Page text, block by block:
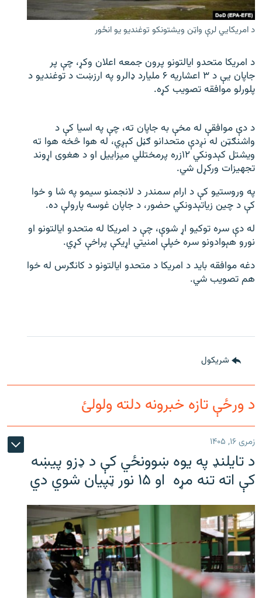
دري پاڼه
Azadi English
راسره ملګري شئ
د ازادې اروپا/ ازادي راډيو ټولې پاڼې
د امریکايي لرې واټن ویشتونکو توغندیو یو انځور
د امریکا متحدو ایالتونو پرون جمعه اعلان وکړ، چې پر
جاپان یې د ۳ اعشاریه ۶ ملیارد ډالرو په ارزښت د توغندیو د
پلورلو موافقه تصویب کړه.
د دې موافقې له مخې به جاپان ته، چې په اسیا کې د
واشنګټن له نږدې متحدانو ګڼل کېږي، له هوا څخه هوا ته
ویشتل کېدونکي ۱۲زره پرمختللي میزاییل او د هغوی اړوند
تجهیزات ورکړل شي.
په وروستیو کې د ارام سمندر د لانجمنو سیمو په شا و خوا
کې د چین زیاتېدونکي حضور، د جاپان غوسه پارولې ده.
له دې سره توکیو اړ شوې، چې د امریکا له متحدو ایالتونو او
نورو هېوادونو سره خپلې امنیتي اړیکې پراخې کړي.
دغه موافقه باید د امریکا د متحدو ایالتونو د کانګرس له خوا
هم تصویب شي.
شريکول
د ورځې تازه خبرونه دلته ولولئ
زمری ۱۶, ۱۴۰۵
د تایلنډ په یوه ښوونځي کې د ډزو پیښه
کې اته تنه مړه او ۱۵ نور ټپیان شوي دي